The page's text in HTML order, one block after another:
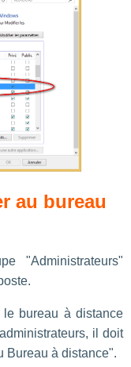
au bureau
"Administrateurs"
bureau à distance
il doit
Bureau à distance".